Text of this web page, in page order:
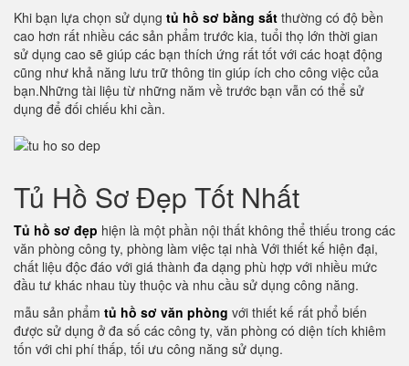
Khi bạn lựa chọn sử dụng tủ hồ sơ bằng sắt thường có độ bền
cao hơn rất nhiều các sản phẩm trước kia, tuổi thọ lớn thời gian
sử dụng cao sẽ giúp các bạn thích ứng rất tốt với các hoạt động
cũng như khả năng lưu trữ thông tin giúp ích cho công việc của
bạn.Những tài liệu từ những năm về trước bạn vẫn có thể sử
dụng để đối chiếu khi cần.
Tủ Hồ Sơ Đẹp Tốt Nhất
Tủ hồ sơ đẹp hiện là một phần nội thất không thể thiếu trong các
văn phòng công ty, phòng làm việc tại nhà Với thiết kế hiện đại,
chất liệu độc đáo với giá thành đa dạng phù hợp với nhiều mức
đầu tư khác nhau tùy thuộc và nhu cầu sử dụng công năng.
mẫu sản phẩm tủ hồ sơ văn phòng với thiết kế rất phổ biến
được sử dụng ở đa số các công ty, văn phòng có diện tích khiêm
tốn với chi phí thấp, tối ưu công năng sử dụng.